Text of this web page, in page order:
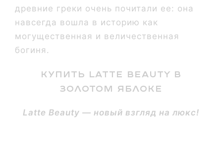
древние греки очень почитали ее: она
навсегда вошла в историю как
могущественная и величественная
богиня.
КУПИТЬ LATTE BEAUTY В
ЗОЛОТОМ ЯБЛОКЕ
Latte Beauty — новый взгляд на люкс!